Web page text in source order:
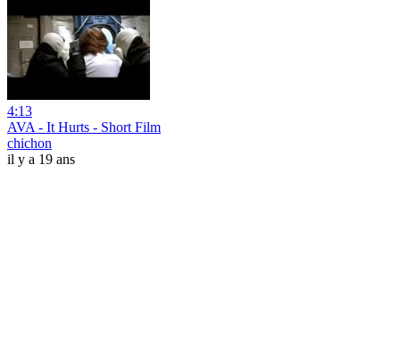
4:13
AVA - It Hurts - Short Film
chichon
il y a 19 ans